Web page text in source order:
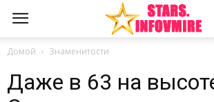
Домой Знаменитости
Даже в 63 на